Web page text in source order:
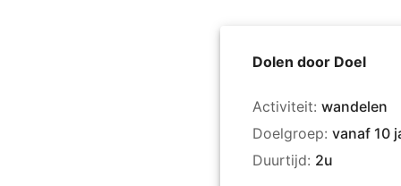
Dolen door Doel
Activiteit: wandelen
Doelgroep: vanaf 10
Duurtijd: 2u